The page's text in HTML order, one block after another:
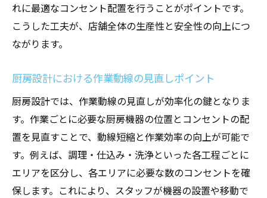
れに最適なコンセント配置を行うことがポイントです。
こうした工夫が、店舗全体の生産性と安全性の向上につ
ながります。
厨房設計における作業動線の見直しポイント
厨房設計では、作業動線の見直しが効率化の鍵となりま
す。作業ごとに必要な厨房機器の位置とコンセントの配
置を見直すことで、動線短縮と作業効率の向上が可能で
す。例えば、調理・仕込み・洗浄といった各工程ごとに
エリアを区分し、各エリアに必要な数のコンセントを確
保します。これにより、スタッフが機器の設置や移動で